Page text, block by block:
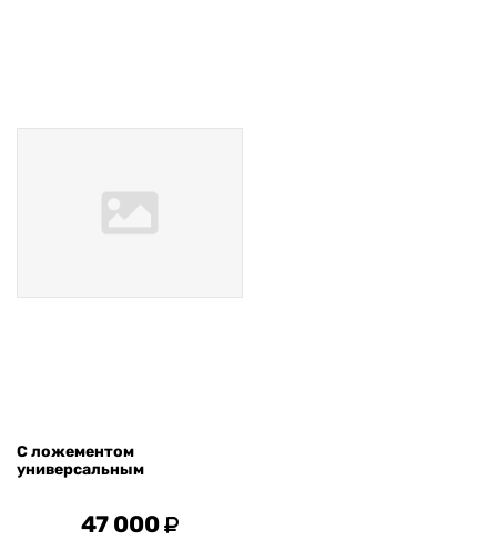
С ложементом
универсальным
47 000